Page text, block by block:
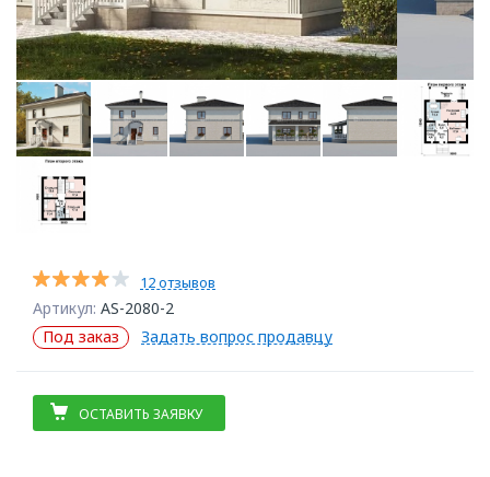
12 отзывов
Артикул: AS-2080-2
Под заказ
Задать вопрос продавцу
ОСТАВИТЬ ЗАЯВКУ